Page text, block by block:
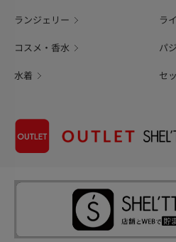
ランジェリー ラ
コスメ・香水 パ
水着 セ